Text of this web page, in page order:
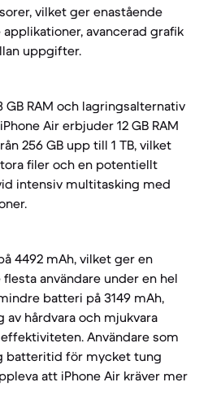
vilket ger enastående
avancerad grafik
uppgifter.
RAM och lagringsalternativ
Air erbjuder 12 GB RAM
256 GB upp till 1 TB, vilket
filer och en potentiellt
intensiv multitasking med
4492 mAh, vilket ger en
användare under en hel
batteri på 3149 mAh,
hårdvara och mjukvara
Användare som
batteritid för mycket tung
att iPhone Air kräver mer